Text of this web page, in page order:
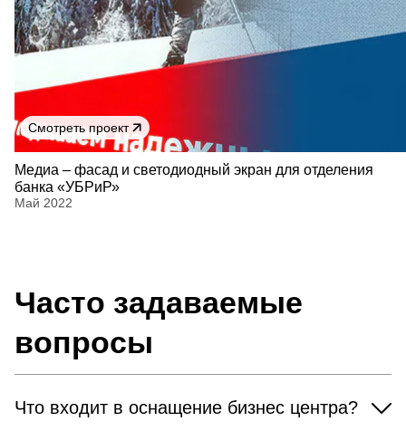
Смотреть проект
Медиа – фасад и светодиодный экран для отделения
банка «УБРиР»
Май 2022
Часто задаваемые
вопросы
Что входит в оснащение бизнес центра?